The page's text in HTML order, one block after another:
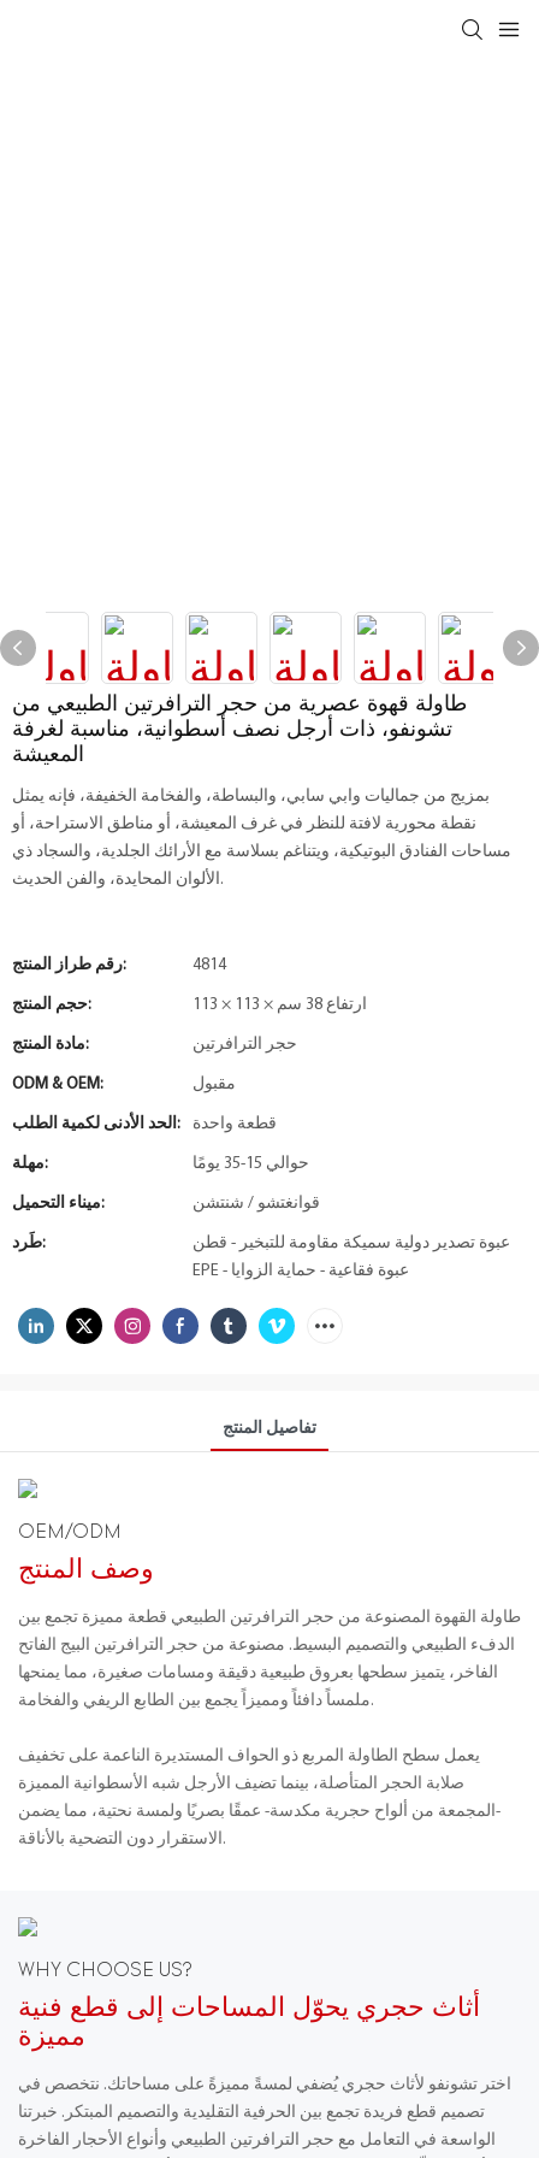
طاولة قهوة عصرية من حجر الترافرتين الطبيعي من
تشونفو، ذات أرجل نصف أسطوانية، مناسبة لغرفة
المعيشة
بمزيج من جماليات وابي سابي، والبساطة، والفخامة الخفيفة، فإنه يمثل
نقطة محورية لافتة للنظر في غرف المعيشة، أو مناطق الاستراحة، أو
مساحات الفنادق البوتيكية، ويتناغم بسلاسة مع الأرائك الجلدية، والسجاد ذي
الألوان المحايدة، والفن الحديث.
رقم طراز المنتج: 4814
حجم المنتج: 113 × 113 × ارتفاع 38 سم
مادة المنتج: حجر الترافرتين
ODM & OEM: مقبول
الحد الأدنى لكمية الطلب: قطعة واحدة
مهلة: حوالي 15-35 يومًا
ميناء التحميل: قوانغتشو / شنتشن
طَرد:
عبوة تصدير دولية سميكة مقاومة للتبخير - قطن
EPE - عبوة فقاعية - حماية الزوايا
تفاصيل المنتج
OEM/ODM
وصف المنتج
طاولة القهوة المصنوعة من حجر الترافرتين الطبيعي قطعة مميزة تجمع بين
الدفء الطبيعي والتصميم البسيط. مصنوعة من حجر الترافرتين البيج الفاتح
الفاخر، يتميز سطحها بعروق طبيعية دقيقة ومسامات صغيرة، مما يمنحها
ملمساً دافئاً ومميزاً يجمع بين الطابع الريفي والفخامة.
يعمل سطح الطاولة المربع ذو الحواف المستديرة الناعمة على تخفيف
صلابة الحجر المتأصلة، بينما تضيف الأرجل شبه الأسطوانية المميزة
-المجمعة من ألواح حجرية مكدسة- عمقًا بصريًا ولمسة نحتية، مما يضمن
الاستقرار دون التضحية بالأناقة.
WHY CHOOSE US?
أثاث حجري يحوّل المساحات إلى قطع فنية
مميزة
اختر تشونفو لأثاث حجري يُضفي لمسةً مميزةً على مساحاتك. نتخصص في
تصميم قطع فريدة تجمع بين الحرفية التقليدية والتصميم المبتكر. خبرتنا
الواسعة في التعامل مع حجر الترافرتين الطبيعي وأنواع الأحجار الفاخرة